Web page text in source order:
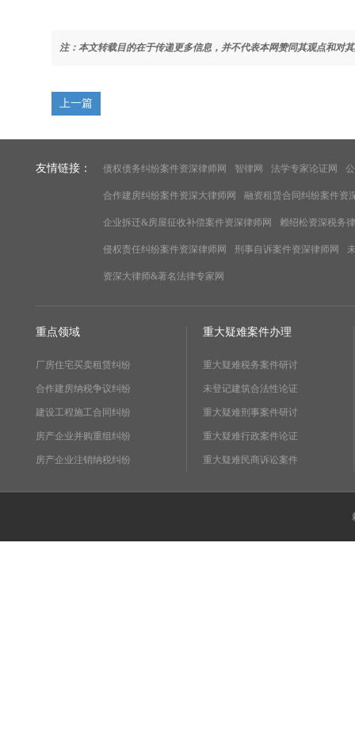
注：本文转载目的在于传递更多信息，并不代表本网赞同其观点和对
上一篇
友情链接： 债权债务纠纷案件资深律师网 智律网 法学专家论证网
合作建房纠纷案件资深大律师网 融资租赁合同纠纷案件资
企业拆迁&房屋征收补偿案件资深律师网 赖绍松资深税务
侵权责任纠纷案件资深律师网 刑事自诉案件资深律师网
资深大律师&著名法律专家网
重点领域
厂房住宅买卖租赁纠纷
合作建房纳税争议纠纷
建设工程施工合同纠纷
房产企业并购重组纠纷
房产企业注销纳税纠纷
重大疑难案件办理
重大疑难税务案件研讨
未登记建筑合法性论证
重大疑难刑事案件研讨
重大疑难行政案件论证
重大疑难民商诉讼案件